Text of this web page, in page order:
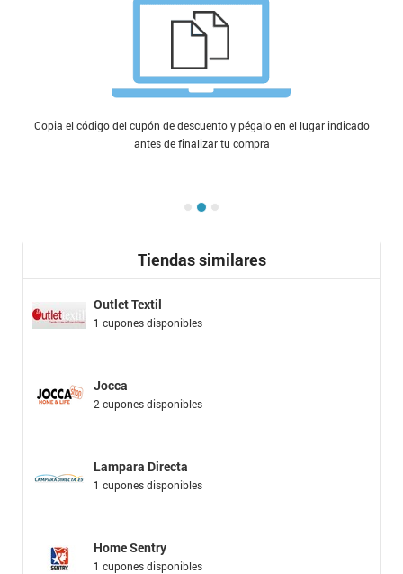
Copia el código del cupón de descuento y pégalo en el lugar indicado
antes de finalizar tu compra
Tiendas similares
Outlet Textil
1 cupones disponibles
Jocca
2 cupones disponibles
Lampara Directa
1 cupones disponibles
Home Sentry
1 cupones disponibles